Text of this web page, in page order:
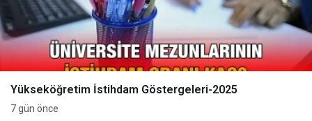
Yükseköğretim İstihdam Göstergeleri-2025
7 gün önce